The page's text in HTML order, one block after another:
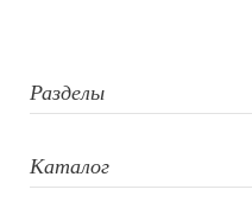
печать ,
Разделы
Каталог